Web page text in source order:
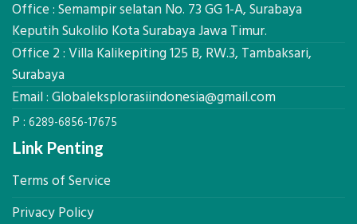
Ekplorasi.Menggunakan
Ukur
Presisi
Akurat
Office : Semampir selatan No. 73 GG 1-A, Surabaya
Keputih Sukolilo Kota Surabaya Jawa Timur.
Office 2 : Villa Kalikepiting 125 B, RW.3, Tambaksari,
Surabaya
Email : Globaleksplorasiindonesia@gmail.com
P : 6289-6856-17675
Link Penting
Terms of Service
Privacy Policy